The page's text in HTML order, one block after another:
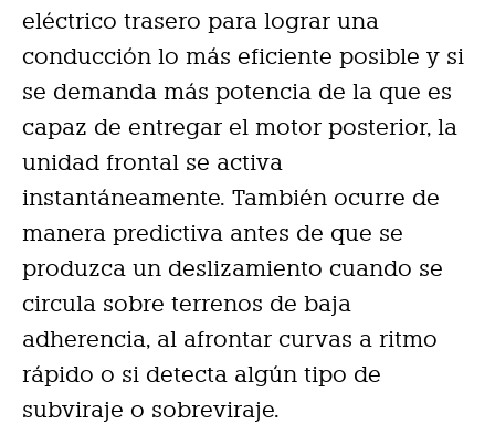
eléctrico trasero para lograr una
conducción lo más eficiente posible y si
se demanda más potencia de la que es
capaz de entregar el motor posterior, la
unidad frontal se activa
instantáneamente. También ocurre de
manera predictiva antes de que se
produzca un deslizamiento cuando se
circula sobre terrenos de baja
adherencia, al afrontar curvas a ritmo
rápido o si detecta algún tipo de
subviraje o sobreviraje.